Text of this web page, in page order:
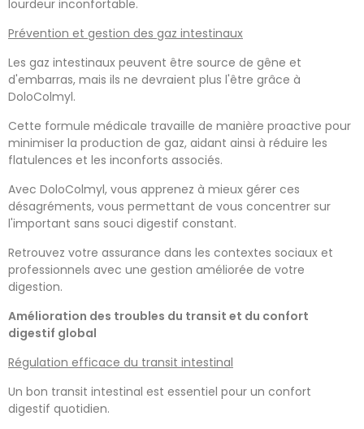
lourdeur inconfortable.
Prévention et gestion des gaz intestinaux
Les gaz intestinaux peuvent être source de gêne et
d'embarras, mais ils ne devraient plus l'être grâce à
DoloColmyl.
Cette formule médicale travaille de manière proactive pour
minimiser la production de gaz, aidant ainsi à réduire les
flatulences et les inconforts associés.
Avec DoloColmyl, vous apprenez à mieux gérer ces
désagréments, vous permettant de vous concentrer sur
l'important sans souci digestif constant.
Retrouvez votre assurance dans les contextes sociaux et
professionnels avec une gestion améliorée de votre
digestion.
Amélioration des troubles du transit et du confort
digestif global
Régulation efficace du transit intestinal
Un bon transit intestinal est essentiel pour un confort
digestif quotidien.